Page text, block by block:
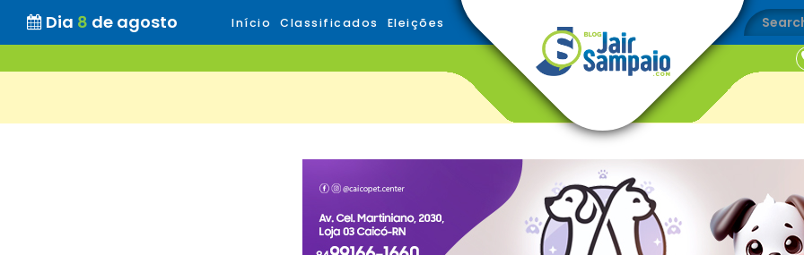
Dia 8 de agosto Início Classificados Eleições